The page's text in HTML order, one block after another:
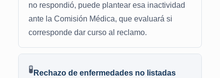
no respondió, puede plantear esa inactividad
ante la Comisión Médica, que evaluará si
corresponde dar curso al reclamo.
🧪 Rechazo de enfermedades no listadas